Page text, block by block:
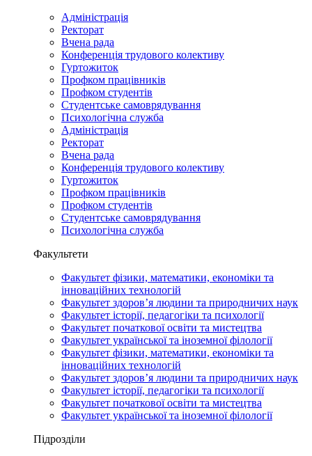
Адміністрація
Ректорат
Вчена рада
Конференція трудового колективу
Гуртожиток
Профком працівників
Профком студентів
Студентське самоврядування
Психологічна служба
Адміністрація
Ректорат
Вчена рада
Конференція трудового колективу
Гуртожиток
Профком працівників
Профком студентів
Студентське самоврядування
Психологічна служба
Факультети
Факультет фізики, математики, економіки та
інноваційних технологій
Факультет здоров’я людини та природничих наук
Факультет історії, педагогіки та психології
Факультет початкової освіти та мистецтва
Факультет української та іноземної філології
Факультет фізики, математики, економіки та
інноваційних технологій
Факультет здоров’я людини та природничих наук
Факультет історії, педагогіки та психології
Факультет початкової освіти та мистецтва
Факультет української та іноземної філології
Підрозділи